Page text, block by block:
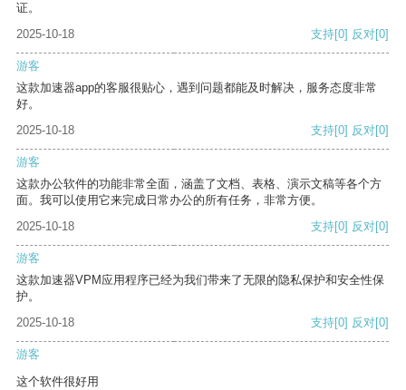
证。
2025-10-18
支持[0] 反对[0]
游客
这款加速器app的客服很贴心，遇到问题都能及时解决，服务态度非常
好。
2025-10-18
支持[0] 反对[0]
游客
这款办公软件的功能非常全面，涵盖了文档、表格、演示文稿等各个方
面。我可以使用它来完成日常办公的所有任务，非常方便。
2025-10-18
支持[0] 反对[0]
游客
这款加速器VPM应用程序已经为我们带来了无限的隐私保护和安全性保
护。
2025-10-18
支持[0] 反对[0]
游客
这个软件很好用